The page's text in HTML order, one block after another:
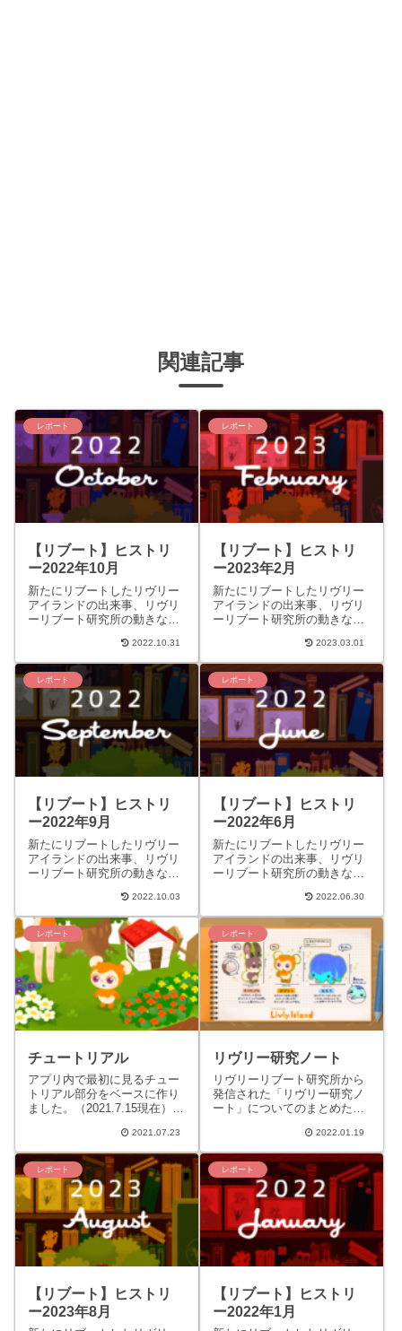
関連記事
レポート
【リブート】ヒストリ
ー2022年10月
新たにリブートしたリヴリー
アイランドの出来事、リヴリ
ーリブート研究所の動きなど
ク時代についてはコチラの
「ヒストリー」ページへ。
20...
2022.10.31
レポート
【リブート】ヒストリ
ー2023年2月
新たにリブートしたリヴリー
アイランドの出来事、リヴリ
ーリブート研究所の動きなど
ク時代についてはコチラの
「ヒストリー」ページへ。
20...
2023.03.01
レポート
【リブート】ヒストリ
ー2022年9月
新たにリブートしたリヴリー
アイランドの出来事、リヴリ
ーリブート研究所の動きなど
ク時代についてはコチラの
「ヒストリー」ページへ。
20...
2022.10.03
レポート
【リブート】ヒストリ
ー2022年6月
新たにリブートしたリヴリー
アイランドの出来事、リヴリ
ーリブート研究所の動きなど
ク時代についてはコチラの
「ヒストリー」ページへ。
20...
2022.06.30
レポート
チュートリアル
アプリ内で最初に見るチュー
トリアル部分をベースに作り
ました。（2021.7.15現在）パ
みました。※画面の画像は余
白を詰めたり加工して...
2021.07.23
レポート
リヴリー研究ノート
リヴリーリブート研究所から
発信された「リヴリー研究ノ
ート」についてのまとめたペ
ト01リヴリーの生態について
動画タイトルリヴリーアイラ
ン...
2022.01.19
レポート
【リブート】ヒストリ
ー2023年8月
レポート
【リブート】ヒストリ
ー2022年1月